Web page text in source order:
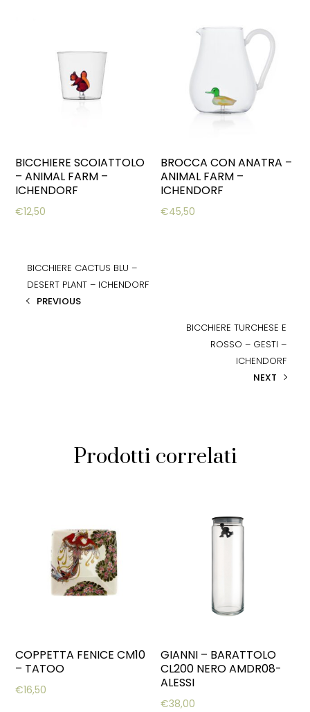
BICCHIERE SCOIATTOLO
– ANIMAL FARM –
ICHENDORF
€12,50
BROCCA CON ANATRA –
ANIMAL FARM –
ICHENDORF
€45,50
BICCHIERE CACTUS BLU –
DESERT PLANT – ICHENDORF
PREVIOUS
BICCHIERE TURCHESE E
ROSSO – GESTI –
ICHENDORF
NEXT
Prodotti correlati
COPPETTA FENICE CM10
– TATOO
€16,50
GIANNI – BARATTOLO
CL200 NERO AMDR08-
ALESSI
€38,00